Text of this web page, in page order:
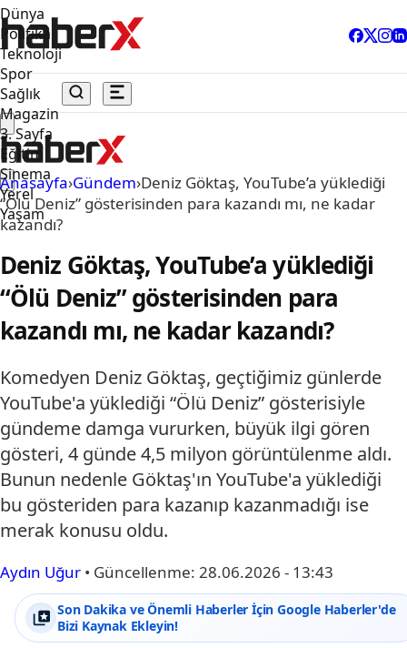
Dünya
Politika
Teknoloji
Spor
Sağlık
Magazin
3. Sayfa
Eğitim
Sinema
Yerel
Yaşam
Anasayfa›Gündem›Deniz Göktaş, YouTube’a yüklediği
“Ölü Deniz” gösterisinden para kazandı mı, ne kadar
kazandı?
Deniz Göktaş, YouTube’a yüklediği
“Ölü Deniz” gösterisinden para
kazandı mı, ne kadar kazandı?
Komedyen Deniz Göktaş, geçtiğimiz günlerde
YouTube'a yüklediği “Ölü Deniz” gösterisiyle
gündeme damga vururken, büyük ilgi gören
gösteri, 4 günde 4,5 milyon görüntülenme aldı.
Bunun nedenle Göktaş'ın YouTube'a yüklediği
bu gösteriden para kazanıp kazanmadığı ise
merak konusu oldu.
Aydın Uğur • Güncellenme: 28.06.2026 - 13:43
Son Dakika ve Önemli Haberler İçin Google Haberler'de
Bizi Kaynak Ekleyin!